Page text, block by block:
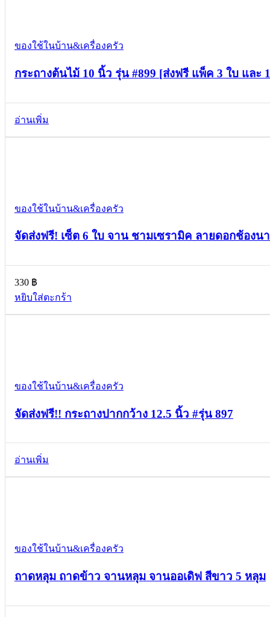
ของใช้ในบ้าน&เครื่องครัว
กระถางต้นไม้ 10 นิ้ว รุ่น #899 [ส่งฟรี แพ็ค 3 ใบ และ
อ่านเพิ่ม
ของใช้ในบ้าน&เครื่องครัว
จัดส่งฟรี! เซ็ต 6 ใบ จาน ชามเซรามิค ลายดอกช้องน
330 ฿
หยิบใส่ตะกร้า
ของใช้ในบ้าน&เครื่องครัว
จัดส่งฟรี!! กระถางปากกว้าง 12.5 นิ้ว #รุ่น 897
อ่านเพิ่ม
ของใช้ในบ้าน&เครื่องครัว
ถาดหลุม ถาดข้าว จานหลุม จานออเดิฟ สีขาว 5 หลุม